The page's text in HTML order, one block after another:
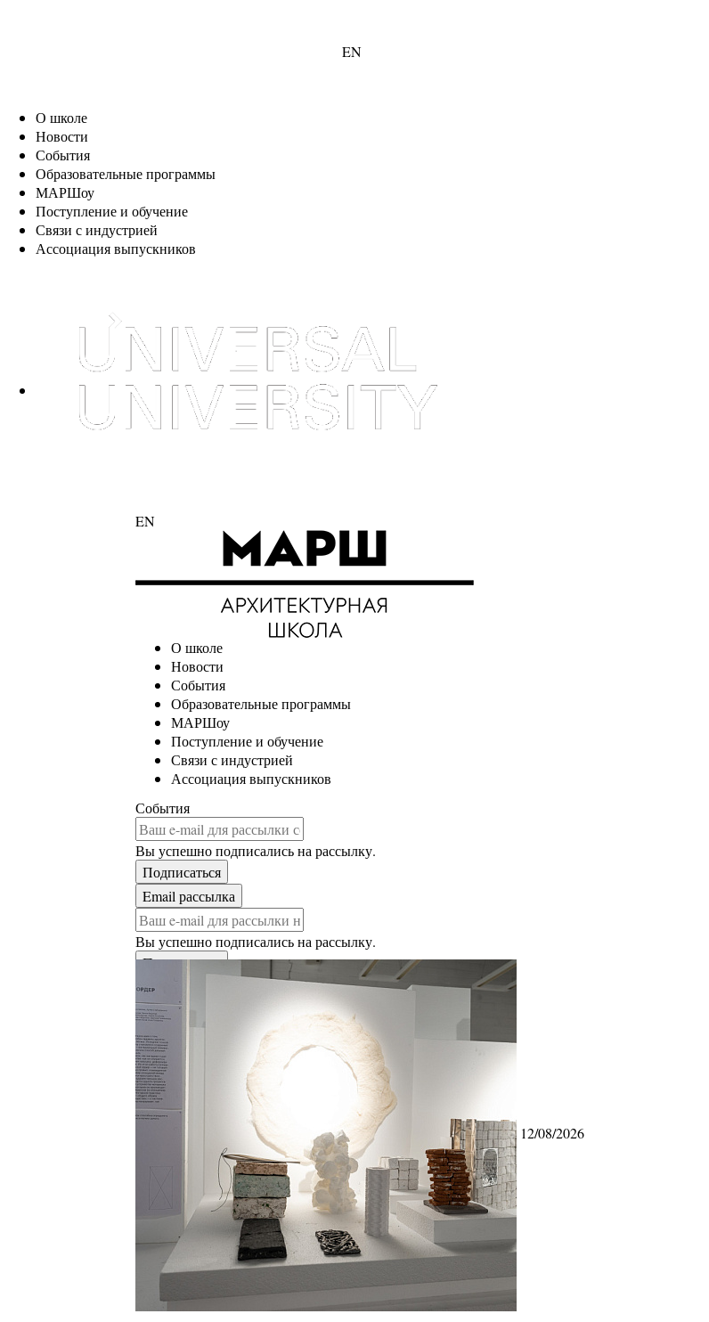
EN
О школе
Новости
События
Образовательные программы
МАРШоу
Поступление и обучение
Связи с индустрией
Ассоциация выпускников
EN
О школе
Новости
События
Образовательные программы
МАРШоу
Поступление и обучение
Связи с индустрией
Ассоциация выпускников
События
Вы успешно подписались на рассылку.
Вы успешно подписались на рассылку.
12/08/2026